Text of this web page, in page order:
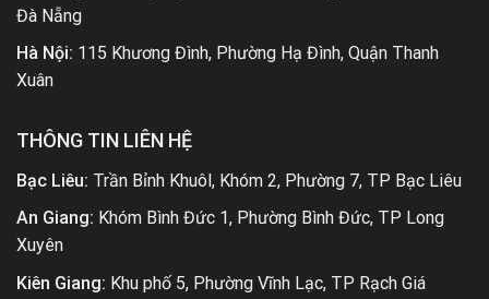
Đà Nẵng
Hà Nội: 115 Khương Đình, Phường Hạ Đình, Quận Thanh
Xuân
THÔNG TIN LIÊN HỆ
Bạc Liêu: Trần Bỉnh Khuôl, Khóm 2, Phường 7, TP Bạc Liêu
An Giang: Khóm Bình Đức 1, Phường Bình Đức, TP Long
Xuyên
Kiên Giang: Khu phố 5, Phường Vĩnh Lạc, TP Rạch Giá